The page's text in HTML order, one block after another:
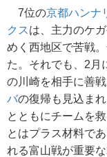
7位の京都ハンナ
クスは、主力のケ
めく西地区で苦戦
た。それでも、2月
の川崎を相手に善
バの復帰も見込ま
とともにチームを
とはプラス材料で
れる富山戦が重要